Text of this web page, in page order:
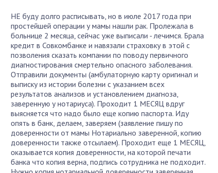
НЕ буду долго расписывать, но в июле 2017 года при
простейшей операции у мамы нашли рак. Пролежала в
больнице 2 месяца, сейчас уже выписали - лечимся. Брала
кредит в Совкомбанке и навязали страховку в этой с
позволения сказать компании по поводу первичного
диагностирования смертельно опасного заболевания.
Отправили документы (амбулаторную карту оригинал и
выписку из истории болезни с указанием всех
результатов анализов и установлением диагноза,
заверенную у нотариуса). Проходит 1 МЕСЯЦ вдруг
выясняется что надо было еще копию паспорта. Иду
опять в банк, делаем, заверяем (заявление пишу по
доверенности от мамы Нотариально заверенной, копию
доверенности также отсылаем). Проходит еще 1 МЕСЯЦ,
оказывается копия доверенности, на которой печати
банка что копия верна, подпись сотрудника не подходит.